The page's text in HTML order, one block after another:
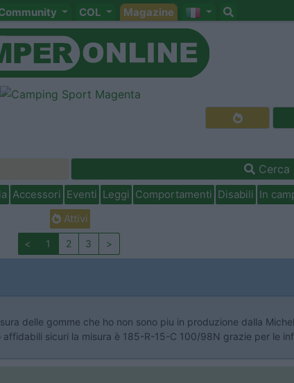
COL Magazine
Cerca
Accessori Eventi Leggi Comportamenti Disabili In
Attivi
< 1 2 3 >
delle gomme che ho non sono piu in produzione dalla
sicuri la misura è 185-R-15-C 100/98N grazie per le